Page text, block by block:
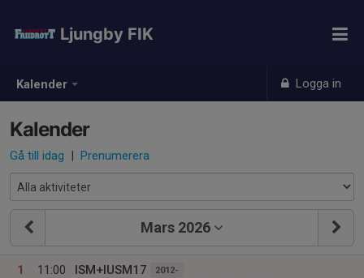
Kalender Logga in
Ljungby FIK
Kalender
Gå till idag | Prenumerera
Mars 2026
1
11:00
ISM+IUSM17 2012-